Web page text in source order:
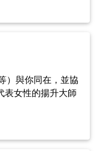
）與你同在，並協
表女性的揚升大師